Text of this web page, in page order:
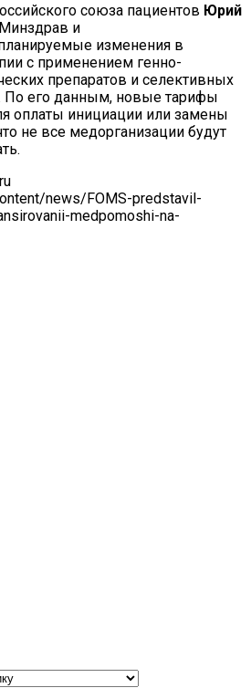
союза пациентов Юрий
и
изменения в
с применением генно-
препаратов и селективных
По его данным, новые тарифы
оплаты инициации или замены
не все медорганизации будут
news/FOMS-predstavil-
medpomoshi-na-